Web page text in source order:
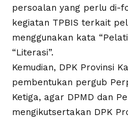
persoalan yang perlu di-
kegiatan TPBIS terkait
menggunakan kata
“Literasi”.
Kemudian, DPK Provinsi
pembentukan pergub
Ketiga, agar DPMD dan
mengikutsertakan DPK